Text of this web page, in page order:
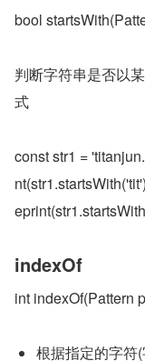
bool
判断字符串是否以
式
const str1 =
indexOf
int indexOf(Pattern
根据指定的字符